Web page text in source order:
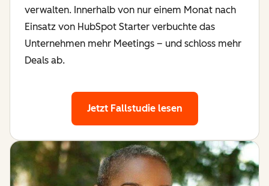
verwalten. Innerhalb von nur einem Monat nach
Einsatz von HubSpot Starter verbuchte das
Unternehmen mehr Meetings – und schloss mehr
Deals ab.
Jetzt Fallstudie lesen